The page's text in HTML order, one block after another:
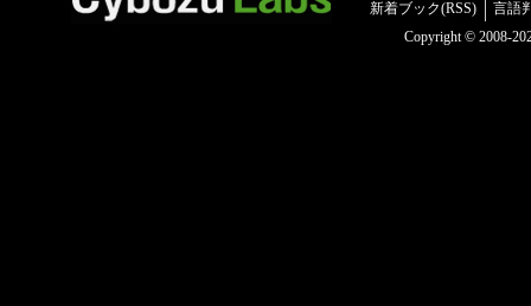
新着ブック(RSS)
言語
Copyright © 2008-